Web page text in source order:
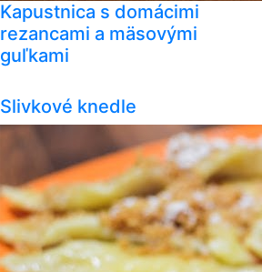
Kapustnica s domácimi
rezancami a mäsovými
guľkami
Slivkové knedle